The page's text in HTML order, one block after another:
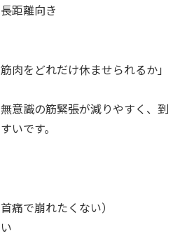
距離向き
肉をどれだけ休ませられるか」
意識の筋緊張が減りやすく、到
いです。
痛で崩れたくない）